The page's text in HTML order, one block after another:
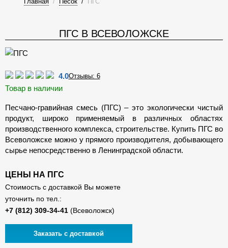
ПГС В ВСЕВОЛОЖСКЕ
4.0Отзывы: 6
Товар в наличии
Песчано-гравийная смесь (ПГС) – это экологически чистый
продукт, широко применяемый в различных областях
производственного комплекса, строительстве. Купить ПГС во
Всеволожске можно у прямого производителя, добывающего
сырье непосредственно в Ленинградской области.
ЦЕНЫ НА ПГС
Стоимость с доставкой Вы можете
уточнить по тел.:
(Всеволожск)
Заказать с доставкой